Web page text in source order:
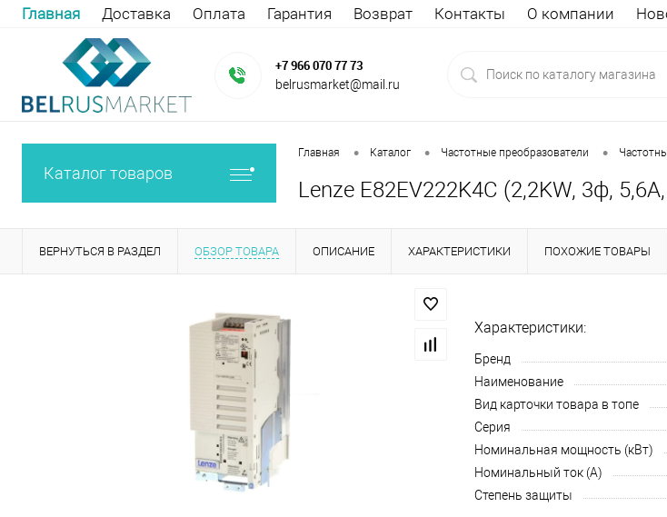
Главная Доставка Оплата Гарантия Возврат Контакты О компании
+7 966 070 77 73
belrusmarket@mail.ru
Каталог товаров
Главная • Каталог • Частотные преобразователи •
Lenze E82EV222K4C (2,2KW, 3ф,
ВЕРНУТЬСЯ В РАЗДЕЛ ОБЗОР ТОВАРА ОПИСАНИЕ ХАРАКТЕРИСТИКИ ПОХОЖИЕ ТОВАРЫ
Характеристики:
Бренд
Наименование
Вид карточки товара в топе
Серия
Номинальная мощность (кВт)
Номинальный ток (А)
Степень защиты